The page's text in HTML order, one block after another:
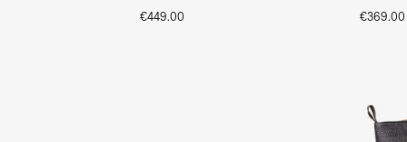
€449.00 €369.00